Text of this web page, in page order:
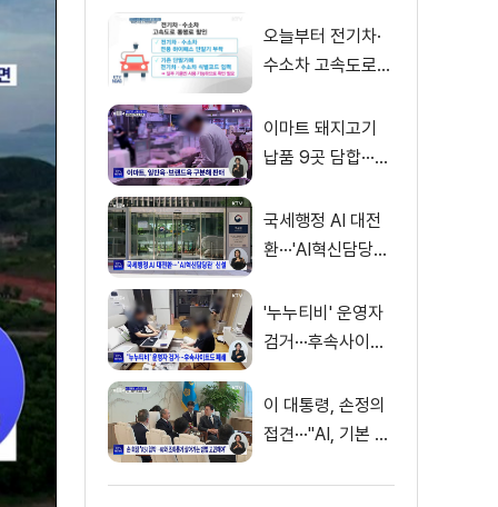
오늘부터 전기차·
수소차 고속도로
이마트 돼지고기
납품 9곳 담합···과
국세행정 AI 대전
환···'AI혁신담당관'
'누누티비' 운영자
검거···후속사이트
이 대통령, 손정의
접견···"AI, 기본 인